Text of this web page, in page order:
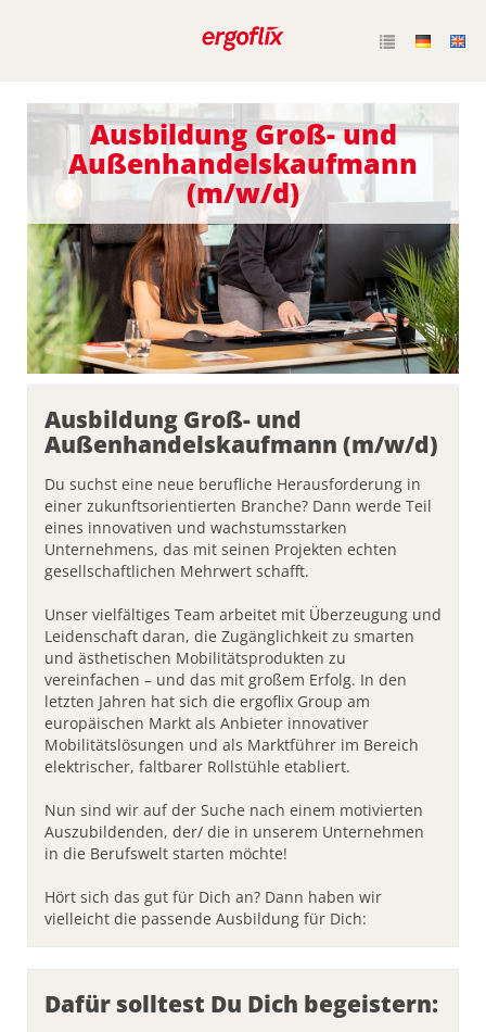
Ausbildung Groß- und
Außenhandelskaufmann
(m/w/d)
Ausbildung Groß- und
Außenhandelskaufmann (m/w/d)
Du suchst eine neue berufliche Herausforderung in
einer zukunftsorientierten Branche? Dann werde Teil
eines innovativen und wachstumsstarken
Unternehmens, das mit seinen Projekten echten
gesellschaftlichen Mehrwert schafft.
Unser vielfältiges Team arbeitet mit Überzeugung und
Leidenschaft daran, die Zugänglichkeit zu smarten
und ästhetischen Mobilitätsprodukten zu
vereinfachen – und das mit großem Erfolg. In den
letzten Jahren hat sich die ergoflix Group am
europäischen Markt als Anbieter innovativer
Mobilitätslösungen und als Marktführer im Bereich
elektrischer, faltbarer Rollstühle etabliert.
Nun sind wir auf der Suche nach einem motivierten
Auszubildenden, der/ die in unserem Unternehmen
in die Berufswelt starten möchte!
Hört sich das gut für Dich an? Dann haben wir
vielleicht die passende Ausbildung für Dich:
Dafür solltest Du Dich begeistern: